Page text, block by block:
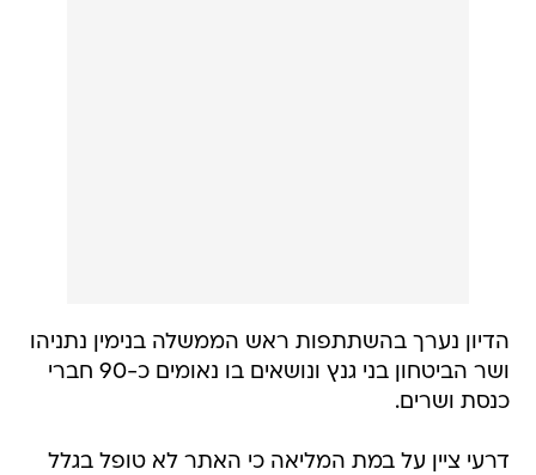
הדיון נערך בהשתתפות ראש הממשלה בנימין נתניהו
ושר הביטחון בני גנץ ונושאים בו נאומים כ-90 חברי
כנסת ושרים.
דרעי ציין על במת המליאה כי האתר לא טופל בגלל